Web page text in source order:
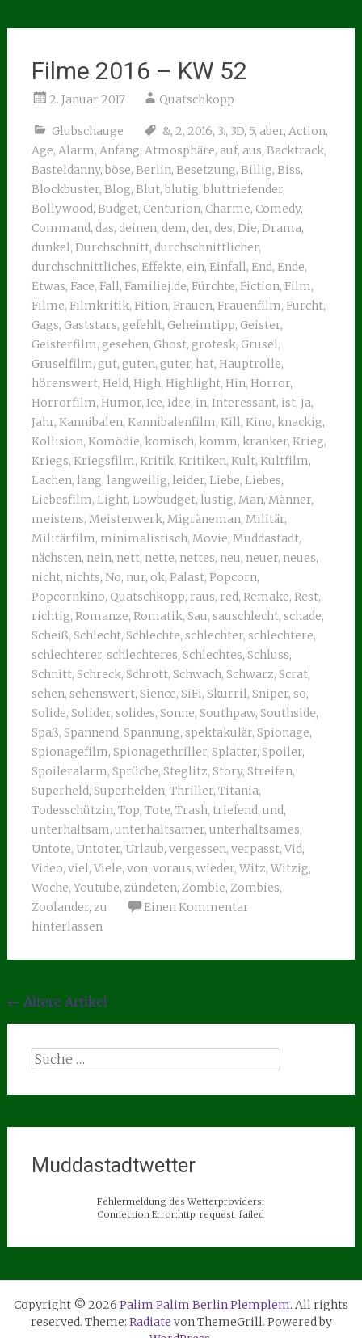
Filme 2016 – KW 52
2. Januar 2017 Quatschkopp
Glubschauge &, 2, 2016, 3., 3D, 5, aber, Action,
Age, Alarm, Anfang, Atmosphäre, auf, aus, Backtrack,
Basteldanny, böse, Berlin, Besetzung, Billig, Biss,
Blockbuster, Blog, Blut, blutig, bluttriefender,
Bollywood, Budget, Centurion, Charme, Comedy,
Command, das, deinen, dem, der, des, Die, Drama,
dunkel, Durchschnitt, durchschnittlicher,
durchschnittliches, Effekte, ein, Einfall, End, Ende,
Etwas, Face, Fall, Familiej.de, Fürchte, Fiction, Film,
Filme, Filmkritik, Fition, Frauen, Frauenfilm, Furcht,
Gags, Gaststars, gefehlt, Geheimtipp, Geister,
Geisterfilm, gesehen, Ghost, grotesk, Grusel,
Gruselfilm, gut, guten, guter, hat, Hauptrolle,
hörenswert, Held, High, Highlight, Hin, Horror,
Horrorfilm, Humor, Ice, Idee, in, Interessant, ist, Ja,
Jahr, Kannibalen, Kannibalenfilm, Kill, Kino, knackig,
Kollision, Komödie, komisch, komm, kranker, Krieg,
Kriegs, Kriegsfilm, Kritik, Kritiken, Kult, Kultfilm,
Lachen, lang, langweilig, leider, Liebe, Liebes,
Liebesfilm, Light, Lowbudget, lustig, Man, Männer,
meistens, Meisterwerk, Migräneman, Militär,
Militärfilm, minimalistisch, Movie, Muddastadt,
nächsten, nein, nett, nette, nettes, neu, neuer, neues,
nicht, nichts, No, nur, ok, Palast, Popcorn,
Popcornkino, Quatschkopp, raus, red, Remake, Rest,
richtig, Romanze, Romatik, Sau, sauschlecht, schade,
Scheiß, Schlecht, Schlechte, schlechter, schlechtere,
schlechterer, schlechteres, Schlechtes, Schluss,
Schnitt, Schreck, Schrott, Schwach, Schwarz, Scrat,
sehen, sehenswert, Sience, SiFi, Skurril, Sniper, so,
Solide, Solider, solides, Sonne, Southpaw, Southside,
Spaß, Spannend, Spannung, spektakulär, Spionage,
Spionagefilm, Spionagethriller, Splatter, Spoiler,
Spoileralarm, Sprüche, Steglitz, Story, Streifen,
Superheld, Superhelden, Thriller, Titania,
Todesschützin, Top, Tote, Trash, triefend, und,
unterhaltsam, unterhaltsamer, unterhaltsames,
Untote, Untoter, Urlaub, vergessen, verpasst, Vid,
Video, viel, Viele, von, voraus, wieder, Witz, Witzig,
Woche, Youtube, zündeten, Zombie, Zombies,
Zoolander, zu
Einen Kommentar
hinterlassen
Beitragsnavigation
← Ältere Artikel
Suche
Muddastadtwetter
Fehlermeldung des Wetterproviders:
Connection Error:http_request_failed
Copyright © 2026 Palim Palim Berlin Plemplem. All rights
reserved. Theme: Radiate von ThemeGrill. Powered by